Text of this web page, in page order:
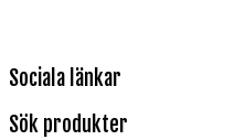
Sociala länkar
Sök produkter